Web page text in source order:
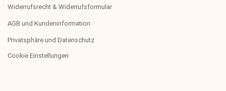
Widerrufsrecht & Widerrufsformular
AGB und Kundeninformation
Privatsphäre und Datenschutz
Cookie Einstellungen